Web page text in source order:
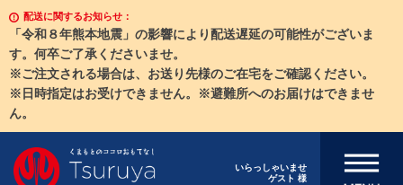
配送に関するお知らせ：
「令和８年熊本地震」の影響により配送遅延の可能性がございま
す。何卒ご了承くださいませ。
※ご注文される場合は、お送り先様のご在宅をご確認ください。
※日時指定はお受けできません。※避難所へのお届けはできませ
ん。
いらっしゃいませ
ゲスト 様
メニューを開